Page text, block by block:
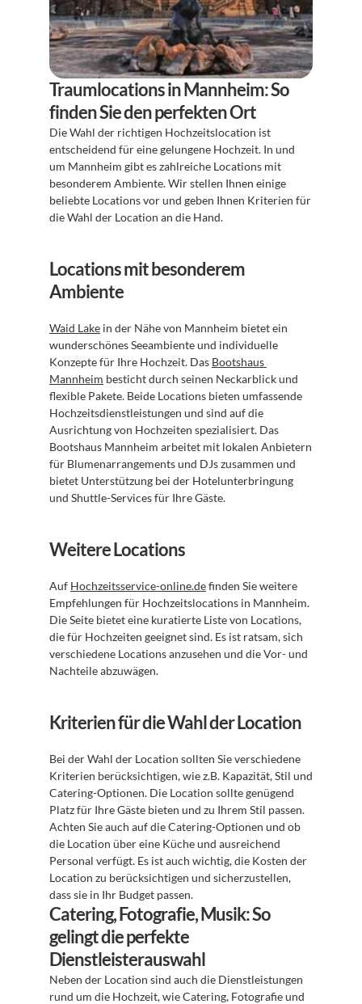
Traumlocations in Mannheim: So
finden Sie den perfekten Ort
Die Wahl der richtigen Hochzeitslocation ist
entscheidend für eine gelungene Hochzeit. In und
um Mannheim gibt es zahlreiche Locations mit
besonderem Ambiente. Wir stellen Ihnen einige
beliebte Locations vor und geben Ihnen Kriterien für
die Wahl der Location an die Hand.
Locations mit besonderem
Ambiente
Waid Lake in der Nähe von Mannheim bietet ein
wunderschönes Seeambiente und individuelle
Konzepte für Ihre Hochzeit. Das Bootshaus
Mannheim besticht durch seinen Neckarblick und
flexible Pakete. Beide Locations bieten umfassende
Hochzeitsdienstleistungen und sind auf die
Ausrichtung von Hochzeiten spezialisiert. Das
Bootshaus Mannheim arbeitet mit lokalen Anbietern
für Blumenarrangements und DJs zusammen und
bietet Unterstützung bei der Hotelunterbringung
und Shuttle-Services für Ihre Gäste.
Weitere Locations
Auf Hochzeitsservice-online.de finden Sie weitere
Empfehlungen für Hochzeitslocations in Mannheim.
Die Seite bietet eine kuratierte Liste von Locations,
die für Hochzeiten geeignet sind. Es ist ratsam, sich
verschiedene Locations anzusehen und die Vor- und
Nachteile abzuwägen.
Kriterien für die Wahl der Location
Bei der Wahl der Location sollten Sie verschiedene
Kriterien berücksichtigen, wie z.B. Kapazität, Stil und
Catering-Optionen. Die Location sollte genügend
Platz für Ihre Gäste bieten und zu Ihrem Stil passen.
Achten Sie auch auf die Catering-Optionen und ob
die Location über eine Küche und ausreichend
Personal verfügt. Es ist auch wichtig, die Kosten der
Location zu berücksichtigen und sicherzustellen,
dass sie in Ihr Budget passen.
Catering, Fotografie, Musik: So
gelingt die perfekte
Dienstleisterauswahl
Neben der Location sind auch die Dienstleistungen
rund um die Hochzeit, wie Catering, Fotografie und